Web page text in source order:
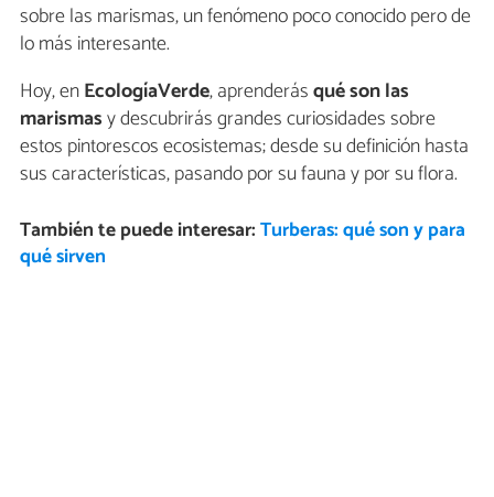
sobre las marismas, un fenómeno poco conocido pero de
lo más interesante.
Hoy, enEcologíaVerde, aprenderásqué son las
marismasy descubrirás grandes curiosidades sobre
estos pintorescos ecosistemas; desde su definición hasta
sus características, pasando por su fauna y por su flora.
También te puede interesar:Turberas: qué son y para
qué sirven